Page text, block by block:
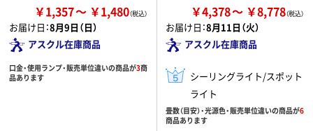
￥1,357 ￥1,480
お届け日：8月9日（日）
アスクル在庫商品
口金・使用ランプ・販売単位違いの商品が3商
品あります
￥4,378 ￥8,778
お届け日：8月11日（火）
アスクル在庫商品
シーリングライト/スポット
ライト
畳数（目安）・光源色・販売単位違いの商品が6
商品あります